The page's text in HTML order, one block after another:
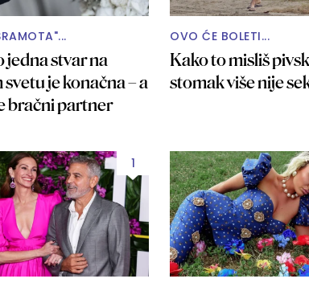
jedna stvar na
je konačna – a
bračni partner
OVO ĆE BOLETI...
Kako to misliš
stomak više nije
1